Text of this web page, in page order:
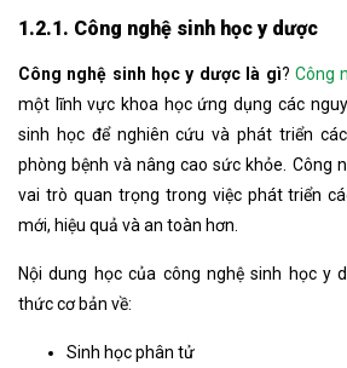
1.2.1. Công nghệ sinh học y dược
Công nghệ sinh học y dược là gì? Công
một lĩnh vực khoa học ứng dụng các
sinh học để nghiên cứu và phát triển
phòng bệnh và nâng cao sức khỏe. Công
vai trò quan trọng trong việc phát triển
mới, hiệu quả và an toàn hơn.
Nội dung học của công nghệ sinh học y
thức cơ bản về:
Sinh học phân tử